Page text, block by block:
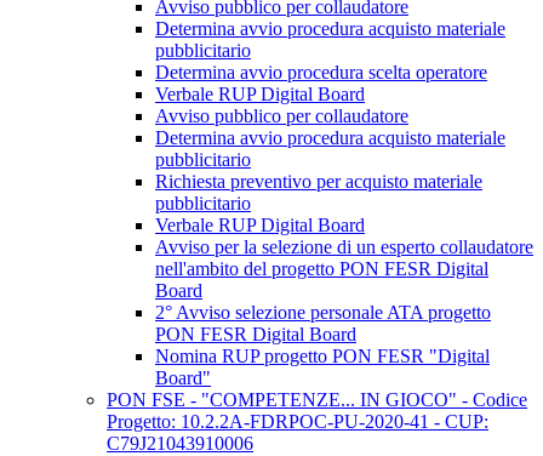
Avviso pubblico per collaudatore
Determina avvio procedura acquisto materiale
pubblicitario
Determina avvio procedura scelta operatore
Verbale RUP Digital Board
Avviso pubblico per collaudatore
Determina avvio procedura acquisto materiale
pubblicitario
Richiesta preventivo per acquisto materiale
pubblicitario
Verbale RUP Digital Board
Avviso per la selezione di un esperto collaudatore
nell'ambito del progetto PON FESR Digital
Board
2° Avviso selezione personale ATA progetto
PON FESR Digital Board
Nomina RUP progetto PON FESR "Digital
Board"
PON FSE - "COMPETENZE... IN GIOCO" - Codice
Progetto: 10.2.2A-FDRPOC-PU-2020-41 - CUP:
C79J21043910006